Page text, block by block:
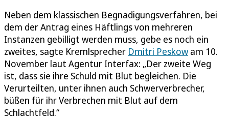
Neben dem klassischen Begnadigungsverfahren, bei
dem der Antrag eines Häftlings von mehreren
Instanzen gebilligt werden muss, gebe es noch ein
zweites, sagte Kremlsprecher Dmitri Peskow am 10.
November laut Agentur Interfax: „Der zweite Weg
ist, dass sie ihre Schuld mit Blut begleichen. Die
Verurteilten, unter ihnen auch Schwerverbrecher,
büßen für ihr Verbrechen mit Blut auf dem
Schlachtfeld.“